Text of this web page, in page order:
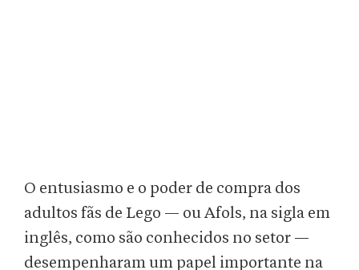
O entusiasmo e o poder de compra dos
adultos fãs de Lego — ou Afols, na sigla em
inglês, como são conhecidos no setor —
desempenharam um papel importante na